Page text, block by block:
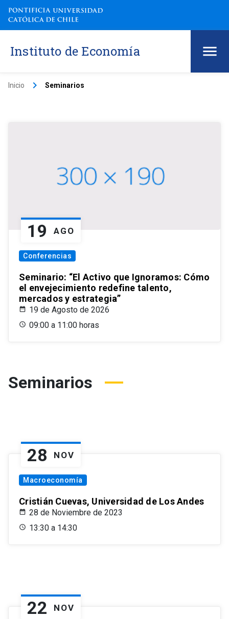
Instituto de Economía
Inicio keyboard_arrow_right Seminarios
19 AGO
Conferencias
Seminario: “El Activo que Ignoramos: Cómo
el envejecimiento redefine talento,
mercados y estrategia”
19 de Agosto de 2026
09:00 a 11:00 horas
Seminarios
28 NOV
Macroeconomía
Cristián Cuevas, Universidad de Los Andes
28 de Noviembre de 2023
13:30 a 14:30
22 NOV